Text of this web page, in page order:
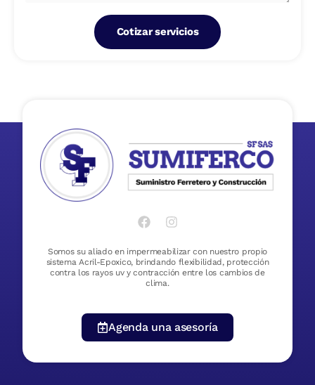
Cotizar servicios
Somos su aliado en impermeabilizar con nuestro propio
sistema Acril-Epoxico, brindando flexibilidad, protección
contra los rayos uv y contracción entre los cambios de
clima.
Agenda una asesoría